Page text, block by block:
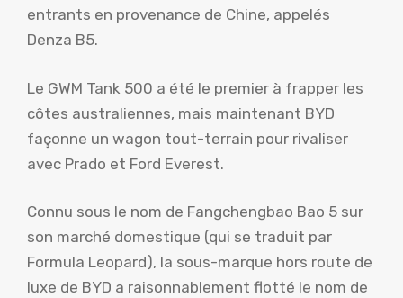
entrants en provenance de Chine, appelés
Denza B5.
Le GWM Tank 500 a été le premier à frapper les
côtes australiennes, mais maintenant BYD
façonne un wagon tout-terrain pour rivaliser
avec Prado et Ford Everest.
Connu sous le nom de Fangchengbao Bao 5 sur
son marché domestique (qui se traduit par
Formula Leopard), la sous-marque hors route de
luxe de BYD a raisonnablement flotté le nom de